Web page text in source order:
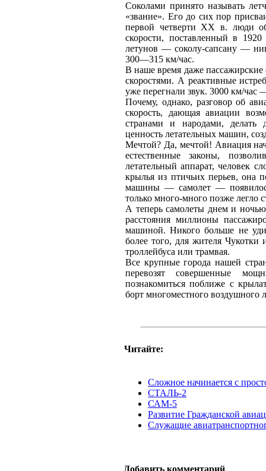
Соколами принято называть
«звание». Его до сих пор
первой четверти XX в. люди
скорости, поставленный в
летунов — соколу-сапсану —
300—315 км/час.
В наше время даже
скоростями. А реактивные
уже перегнали звук. 3000 км/час
Почему, однако, разговор об
скорость, дающая авиации
странами и народами, делать
ценность летательных машин,
Мечтой? Да, мечтой! Авиация
естественные законы,
летательный аппарат, человек
крылья из птичьих перьев, она
машины — самолет —
только много-много позже
А теперь самолеты днем и
расстояния миллионы
машиной. Никого больше не
более того, для жителя
троллейбуса или трамвая.
Все крупные города нашей
перевозят совершенные
познакомиться поближе с
борт многоместного воздушного
Читайте:
Сложное начинается с
СТАЛЬ-2
САМ-5
Развитие Гражданской
Служащие